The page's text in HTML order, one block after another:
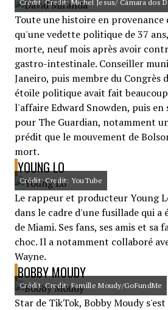
Crédit: Credit: Michel Jesus/ Câmara dos
Toute une histoire en provenance
qu'une vedette politique de 37
morte, neuf mois après avoir
gastro-intestinale. Conseiller
Janeiro, puis membre du Congrès
étoile politique avait fait
l'affaire Edward Snowden, puis
pour The Guardian, notamment
prédit que le mouvement de
mort.
YOUNG LO
Crédit: Credit: YouTube
Le rappeur et producteur Young
dans le cadre d'une fusillade qui a
de Miami. Ses fans, ses amis et sa
choc. Il a notamment collaboré
Wayne.
BOBBY MOUDY
Crédit: Credit: Famille Moudy/GoFundMe
Star de TikTok, Bobby Moudy s'est